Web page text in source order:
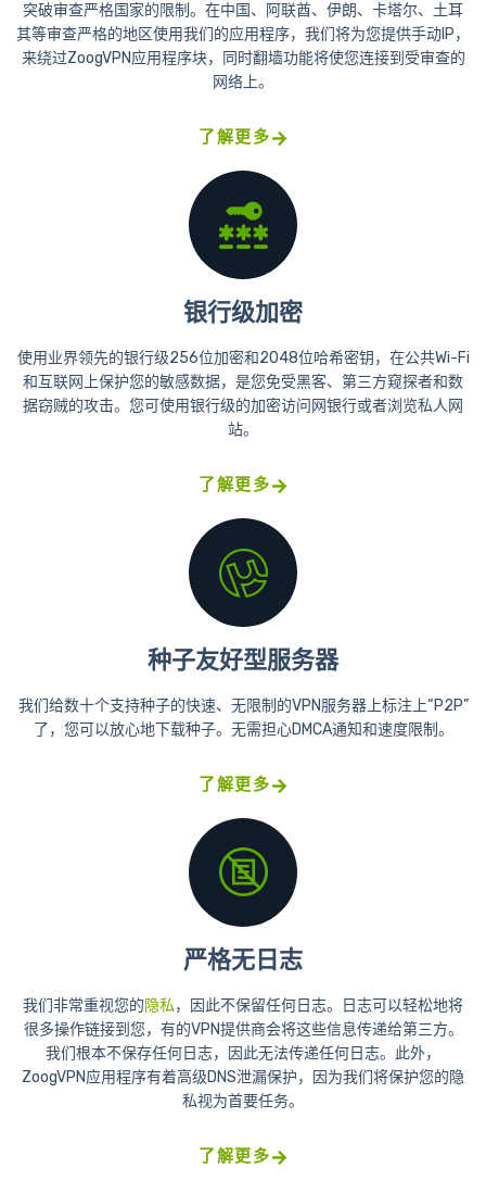
突破审查严格国家的限制。在中国、阿联酋、伊朗、卡塔尔、土耳
其等审查严格的地区使用我们的应用程序，我们将为您提供手动IP，
来绕过ZoogVPN应用程序块，同时翻墙功能将使您连接到受审查的
网络上。
了解更多
银行级加密
使用业界领先的银行级256位加密和2048位哈希密钥，在公共Wi-Fi
和互联网上保护您的敏感数据，是您免受黑客、第三方窥探者和数
据窃贼的攻击。您可使用银行级的加密访问网银行或者浏览私人网
站。
了解更多
种子友好型服务器
我们给数十个支持种子的快速、无限制的VPN服务器上标注上“P2P”
了，您可以放心地下载种子。无需担心DMCA通知和速度限制。
了解更多
严格无日志
我们非常重视您的隐私，因此不保留任何日志。日志可以轻松地将
很多操作链接到您，有的VPN提供商会将这些信息传递给第三方。
我们根本不保存任何日志，因此无法传递任何日志。此外，
ZoogVPN应用程序有着高级DNS泄漏保护，因为我们将保护您的隐
私视为首要任务。
了解更多